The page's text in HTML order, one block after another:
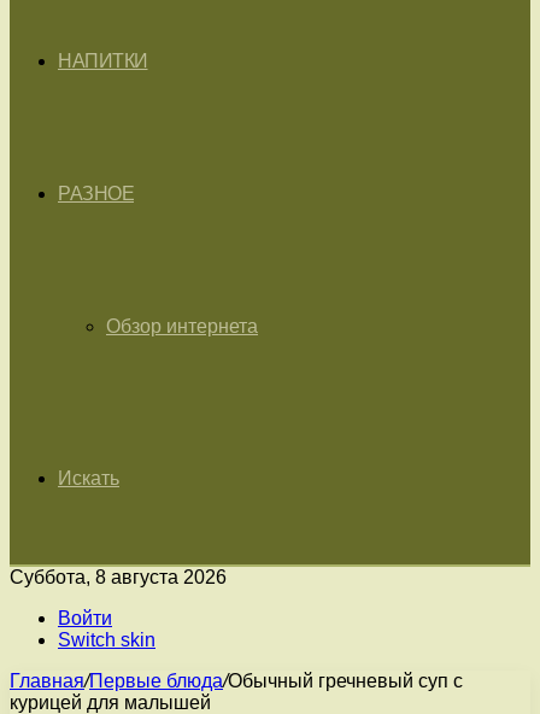
НАПИТКИ
РАЗНОЕ
Обзор интернета
Искать
Суббота, 8 августа 2026
Войти
Switch skin
Главная/Первые блюда/Обычный гречневый суп с
курицей для малышей